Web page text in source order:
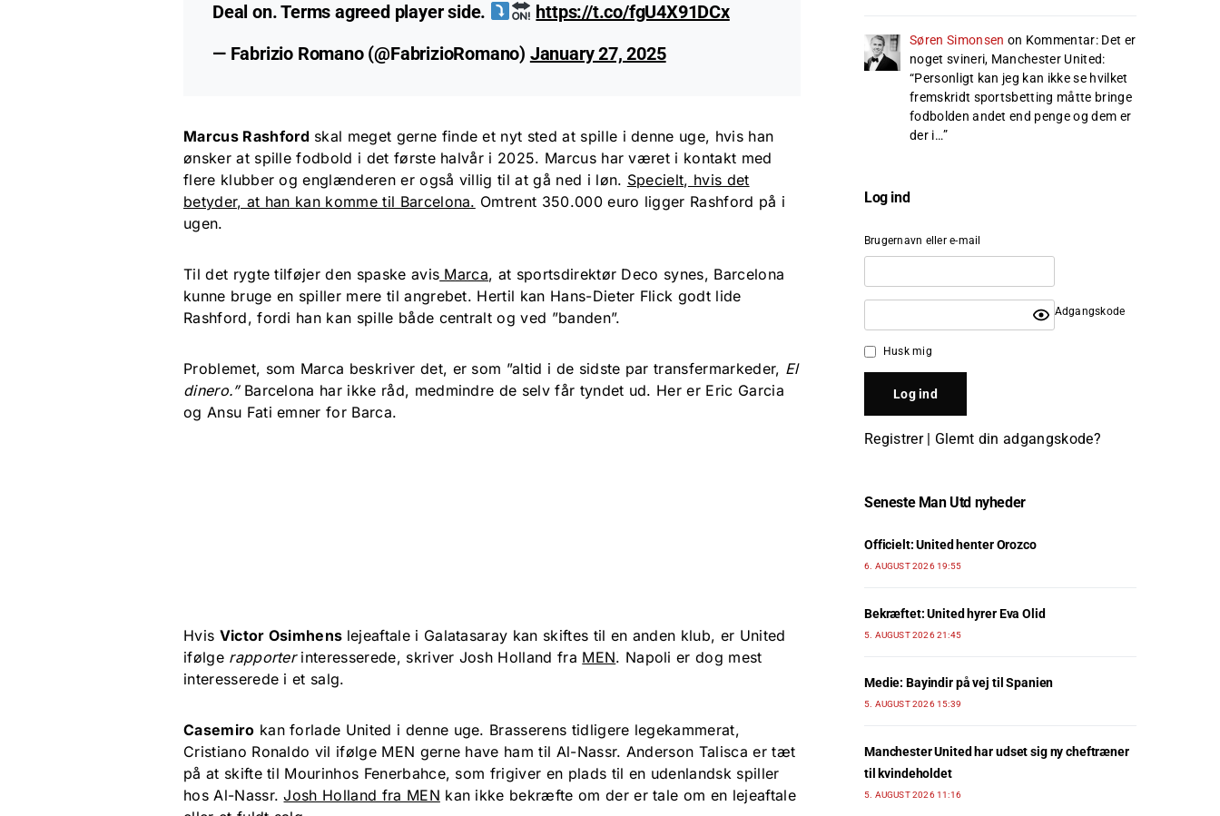
Deal on. Terms agreed player side.
https://t.co/fgU4X91DCx
— Fabrizio Romano (@FabrizioRomano) January 27, 2025
Marcus Rashford skal meget gerne finde et nyt sted at spille i denne uge, hvis han
ønsker at spille fodbold i det første halvår i 2025. Marcus har været i kontakt med
flere klubber og englænderen er også villig til at gå ned i løn. Specielt, hvis det
betyder, at han kan komme til Barcelona. Omtrent 350.000 euro ligger Rashford på i
ugen.
Til det rygte tilføjer den spaske avis Marca, at sportsdirektør Deco synes, Barcelona
kunne bruge en spiller mere til angrebet. Hertil kan Hans-Dieter Flick godt lide
Rashford, fordi han kan spille både centralt og ved ”banden”.
Problemet, som Marca beskriver det, er som ”altid i de sidste par transfermarkeder, El
dinero.” Barcelona har ikke råd, medmindre de selv får tyndet ud. Her er Eric Garcia
og Ansu Fati emner for Barca.
Hvis Victor Osimhens lejeaftale i Galatasaray kan skiftes til en anden klub, er United
ifølge rapporter interesserede, skriver Josh Holland fra MEN. Napoli er dog mest
interesserede i et salg.
Casemiro kan forlade United i denne uge. Brasserens tidligere legekammerat,
Cristiano Ronaldo vil ifølge MEN gerne have ham til Al-Nassr. Anderson Talisca er tæt
på at skifte til Mourinhos Fenerbahce, som frigiver en plads til en udenlandsk spiller
hos Al-Nassr.Josh Holland fra MEN kan ikke bekræfte om der er tale om en lejeaftale
Søren Simonsen on Kommentar: Det er
noget svineri, Manchester United:
“Personligt kan jeg kan ikke se hvilket
fremskridt sportsbetting måtte bringe
fodbolden andet end penge og dem er
der i…”
Log ind
Brugernavn eller e-mail
Adgangskode
Husk mig
Registrer| Glemt din adgangskode?
Seneste Man Utd nyheder
Officielt: United henter Orozco
6. AUGUST 2026 19:55
Bekræftet: United hyrer Eva Olid
5. AUGUST 2026 21:45
Medie: Bayindir på vej til Spanien
5. AUGUST 2026 15:39
Manchester United har udset sig ny cheftræner
til kvindeholdet
5. AUGUST 2026 11:16